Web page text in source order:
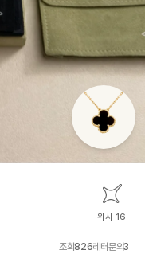
위시 16
조회826레터문의3